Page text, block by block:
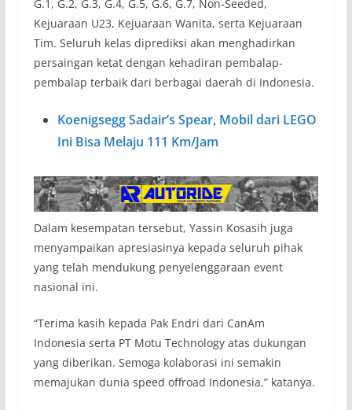
G.1, G.2, G.3, G.4, G.5, G.6, G.7, Non-Seeded,
Kejuaraan U23, Kejuaraan Wanita, serta Kejuaraan
Tim. Seluruh kelas diprediksi akan menghadirkan
persaingan ketat dengan kehadiran pembalap-
pembalap terbaik dari berbagai daerah di Indonesia.
Koenigsegg Sadair’s Spear, Mobil dari LEGO
Ini Bisa Melaju 111 Km/Jam
Dalam kesempatan tersebut, Yassin Kosasih juga
menyampaikan apresiasinya kepada seluruh pihak
yang telah mendukung penyelenggaraan event
nasional ini.
“Terima kasih kepada Pak Endri dari CanAm
Indonesia serta PT Motu Technology atas dukungan
yang diberikan. Semoga kolaborasi ini semakin
memajukan dunia speed offroad Indonesia,” katanya.